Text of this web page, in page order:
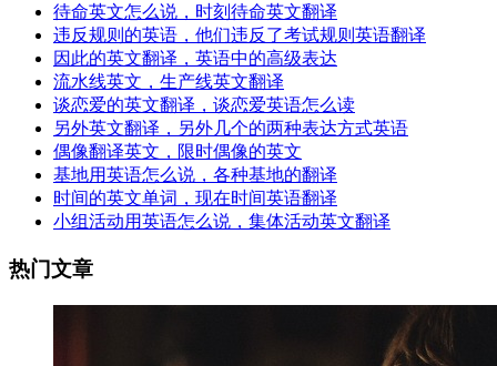
待命英文怎么说，时刻待命英文翻译
违反规则的英语，他们违反了考试规则英语翻译
因此的英文翻译，英语中的高级表达
流水线英文，生产线英文翻译
谈恋爱的英文翻译，谈恋爱英语怎么读
另外英文翻译，另外几个的两种表达方式英语
偶像翻译英文，限时偶像的英文
基地用英语怎么说，各种基地的翻译
时间的英文单词，现在时间英语翻译
小组活动用英语怎么说，集体活动英文翻译
热门文章